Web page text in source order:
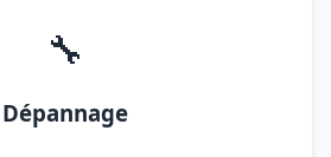
🔧
Dépannage